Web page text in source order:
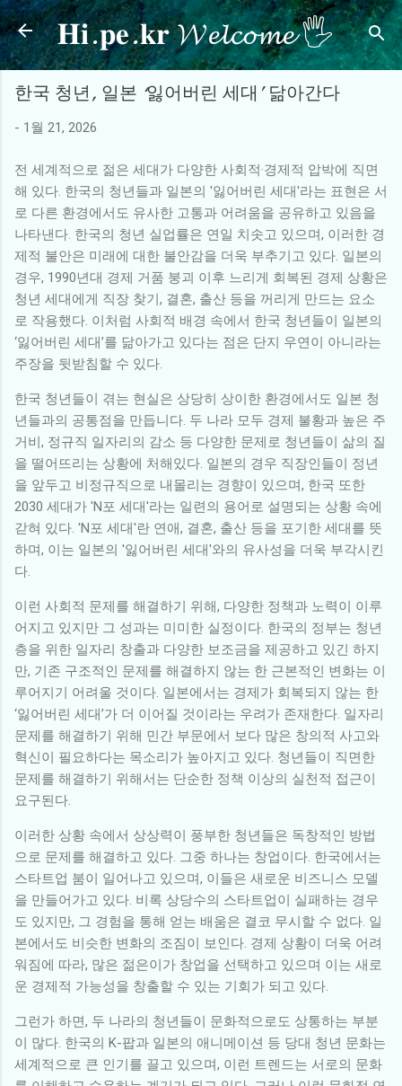
기본 콘텐츠로 건너뛰기
𝐇𝐢.𝐩𝐞.𝐤𝐫 𝓦𝓮𝓵𝓬𝓸𝓶𝓮 🖐
한국 청년, 일본 ‘잃어버린 세대’ 닮아간다
- 1월 21, 2026
전 세계적으로 젊은 세대가 다양한 사회적·경제적 압박에 직면
해 있다. 한국의 청년들과 일본의 '잃어버린 세대'라는 표현은 서
로 다른 환경에서도 유사한 고통과 어려움을 공유하고 있음을
나타낸다. 한국의 청년 실업률은 연일 치솟고 있으며, 이러한 경
제적 불안은 미래에 대한 불안감을 더욱 부추기고 있다. 일본의
경우, 1990년대 경제 거품 붕괴 이후 느리게 회복된 경제 상황은
청년 세대에게 직장 찾기, 결혼, 출산 등을 꺼리게 만드는 요소
로 작용했다. 이처럼 사회적 배경 속에서 한국 청년들이 일본의
‘잃어버린 세대’를 닮아가고 있다는 점은 단지 우연이 아니라는
주장을 뒷받침할 수 있다.
한국 청년들이 겪는 현실은 상당히 상이한 환경에서도 일본 청
년들과의 공통점을 만듭니다. 두 나라 모두 경제 불황과 높은 주
거비, 정규직 일자리의 감소 등 다양한 문제로 청년들이 삶의 질
을 떨어뜨리는 상황에 처해있다. 일본의 경우 직장인들이 정년
을 앞두고 비정규직으로 내몰리는 경향이 있으며, 한국 또한
2030 세대가 'N포 세대'라는 일련의 용어로 설명되는 상황 속에
갇혀 있다. 'N포 세대'란 연애, 결혼, 출산 등을 포기한 세대를 뜻
하며, 이는 일본의 '잃어버린 세대'와의 유사성을 더욱 부각시킨
다.
이런 사회적 문제를 해결하기 위해, 다양한 정책과 노력이 이루
어지고 있지만 그 성과는 미미한 실정이다. 한국의 정부는 청년
층을 위한 일자리 창출과 다양한 보조금을 제공하고 있긴 하지
만, 기존 구조적인 문제를 해결하지 않는 한 근본적인 변화는 이
루어지기 어려울 것이다. 일본에서는 경제가 회복되지 않는 한 ​
‘잃어버린 세대’가 더 이어질 것이라는 우려가 존재한다. 일자리
문제를 해결하기 위해 민간 부문에서 보다 많은 창의적 사고와
혁신이 필요하다는 목소리가 높아지고 있다. 청년들이 직면한
문제를 해결하기 위해서는 단순한 정책 이상의 실천적 접근이
요구된다.
이러한 상황 속에서 상상력이 풍부한 청년들은 독창적인 방법
으로 문제를 해결하고 있다. 그중 하나는 창업이다. 한국에서는
스타트업 붐이 일어나고 있으며, 이들은 새로운 비즈니스 모델
을 만들어가고 있다. 비록 상당수의 스타트업이 실패하는 경우
도 있지만, 그 경험을 통해 얻는 배움은 결코 무시할 수 없다. 일
본에서도 비슷한 변화의 조짐이 보인다. 경제 상황이 더욱 어려
워짐에 따라, 많은 젊은이가 창업을 선택하고 있으며 이는 새로
운 경제적 가능성을 창출할 수 있는 기회가 되고 있다.
그런가 하면, 두 나라의 청년들이 문화적으로도 상통하는 부분
이 많다. 한국의 K-팝과 일본의 애니메이션 등 당대 청년 문화는
세계적으로 큰 인기를 끌고 있으며, 이런 트렌드는 서로의 문화